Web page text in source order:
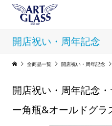
開店祝い・周年記念
全商品一覧 開店祝い・周年記念
開店祝い・周年記念
ー角瓶&オールドグラ